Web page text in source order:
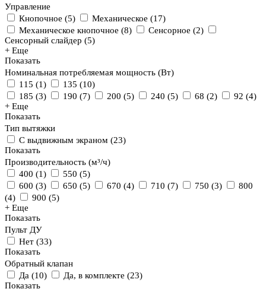
Управление
Кнопочное (5) Механическое (17)
Механическое кнопочное (8) Сенсорное (2)
Сенсорный слайдер (5)
+ Еще
Показать
Номинальная потребляемая мощность (Вт)
115 (1) 135 (10)
185 (3) 190 (7) 200 (5) 240 (5) 68 (2) 92 (4)
+ Еще
Показать
Тип вытяжки
С выдвижным экраном (23)
Показать
Производительность (м³/ч)
400 (1) 550 (5)
600 (3) 650 (5) 670 (4) 710 (7) 750 (3)
800
(4) 900 (5)
+ Еще
Показать
Пульт ДУ
Нет (33)
Показать
Обратный клапан
Да (10) Да, в комплекте (23)
Показать